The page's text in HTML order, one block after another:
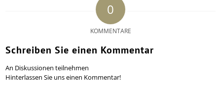
0
KOMMENTARE
Schreiben Sie einen Kommentar
An Diskussionen teilnehmen
Hinterlassen Sie uns einen Kommentar!